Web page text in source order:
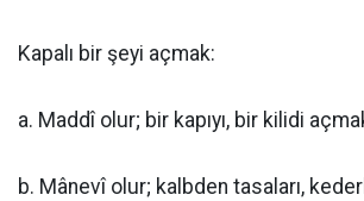
Kapalı bir şeyi açmak:
a. Maddî olur; bir kapıyı, bir kilidi
b. Mânevî olur; kalbden tasaları,